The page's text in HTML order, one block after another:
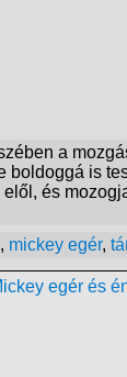
a
boldoggá is
és
, mickey egér,